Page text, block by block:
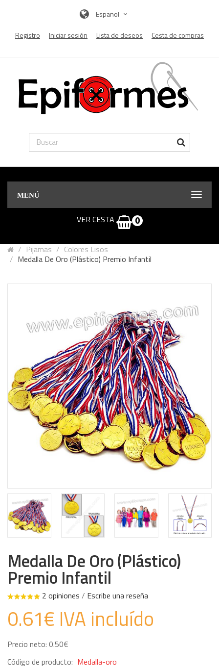
Español
Registro Iniciar sesión Lista de deseos Cesta de compras
MENÚ
VER CESTA 0
Pijamas
Colores Lisos
Medalla De Oro (Plástico) Premio Infantil
Medalla De Oro (Plástico)
Premio Infantil
2 opiniones / Escribe una reseña
0.61€ IVA incluído
Precio neto: 0.50€
Código de producto: Medalla-oro